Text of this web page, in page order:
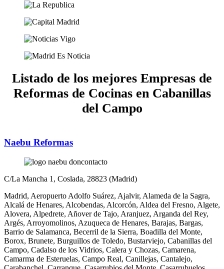
Listado de los mejores Empresas de
Reformas de Cocinas en Cabanillas
del Campo
Naebu Reformas
C/La Mancha 1 , Coslada, 28823 (Madrid)
Madrid, Aeropuerto Adolfo Suárez, Ajalvir, Alameda de la Sagra,
Alcalá de Henares, Alcobendas, Alcorcón, Aldea del Fresno, Algete,
Alovera, Alpedrete, Añover de Tajo, Aranjuez, Arganda del Rey,
Argés, Arroyomolinos, Azuqueca de Henares, Barajas, Bargas,
Barrio de Salamanca, Becerril de la Sierra, Boadilla del Monte,
Borox, Brunete, Burguillos de Toledo, Bustarviejo, Cabanillas del
Campo, Cadalso de los Vidrios, Calera y Chozas, Camarena,
Camarma de Esteruelas, Campo Real, Canillejas, Cantalejo,